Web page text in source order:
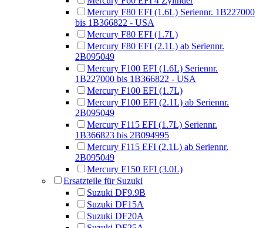
Mercury F80 EFI (1.6L) Seriennr. 1B227000
bis 1B366822 - USA
Mercury F80 EFI (1.7L)
Mercury F80 EFI (2.1L) ab Seriennr.
2B095049
Mercury F100 EFI (1.6L) Seriennr.
1B227000 bis 1B366822 - USA
Mercury F100 EFI (1.7L)
Mercury F100 EFI (2.1L) ab Seriennr.
2B095049
Mercury F115 EFI (1.7L) Seriennr.
1B366823 bis 2B094995
Mercury F115 EFI (2.1L) ab Seriennr.
2B095049
Mercury F150 EFI (3.0L)
Ersatzteile für Suzuki
Suzuki DF9.9B
Suzuki DF15A
Suzuki DF20A